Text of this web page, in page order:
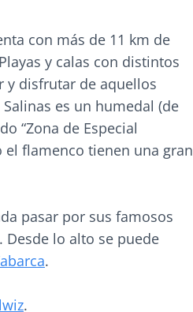
con más de 11 km de
y calas con distintos
y disfrutar de aquellos
es un humedal (de
“Zona de Especial
el flamenco tienen una gran
pasar por sus famosos
lo alto se puede
.
.